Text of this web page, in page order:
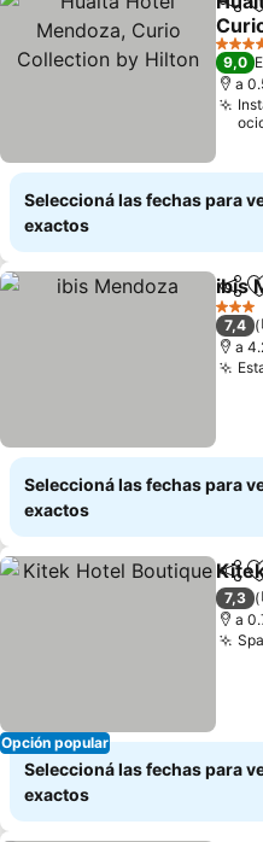
Ver
4
9,0
a
Seleccioná las fechas para
exactos
ibis
3
7,4
a
Seleccioná las fechas para
exactos
Opción popular
7,3
a
Seleccioná las fechas para
exactos